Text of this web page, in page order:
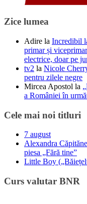
Zice lumea
Adire la Incredibil
primar și
electrice, doar pe
tv2 la Nicole
pentru zilele negre
Mircea Apostol la
a României în
Cele mai noi titluri
7 august
Alexandra
piesa „Fără tine”
Little Boy
Curs valutar BNR